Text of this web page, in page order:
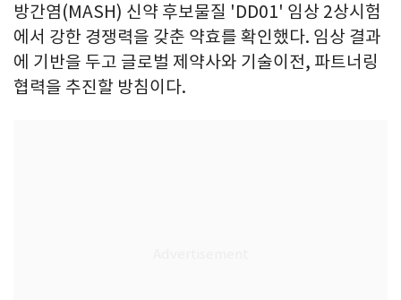
방간염(MASH) 신약 후보물질 'DD01' 임상 2상시험
에서 강한 경쟁력을 갖춘 약효를 확인했다. 임상 결과
에 기반을 두고 글로벌 제약사와 기술이전, 파트너링
협력을 추진할 방침이다.